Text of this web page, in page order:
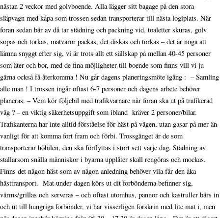
nästan 2 veckor med golvboende. Alla lägger sitt bagage på den stora
släpvagn med kåpa som trossen sedan transporterar till nästa logiplats. När
foran sedan bär av då tar städning och packning vid, toaletter skuras, golv
sopas och torkas, matvaror packas, det diskas och torkas – det är noga att
lämna snyggt efter sig, vi är trots allt ett sällskap på mellan 40-45 personer
som äter och bor, med de fina möjligheter till boende som finns vill vi ju
gärna också få återkomma ! Nu går dagens planeringsmöte igång : – Samling
alle man ! I trossen ingår oftast 6-7 personer och dagens arbete behöver
planeras. – Vem kör följebil med trafikvarnare när foran ska ut på trafikerad
väg ? – en viktig säkerhetsuppgift som ibland kräver 2 personer/bilar.
Trafikanterna har inte alltid förståelse för häst på vägen, utan gasar på mer än
vanligt för att komma fort fram och förbi. Trossgänget är de som
transporterar höbilen, den ska förflyttas i stort sett varje dag. Städning av
stallarsom snälla människor i byarna upplåter skall rengöras och mockas.
Finns det någon häst som av någon anledning behöver vila får den åka
hästtransport. Mat under dagen körs ut dit forbönderna befinner sig,
värms/grillas och serveras – och oftast utomhus, pannor och kastruller bärs in
och ut till hungriga forbönder, vi har visserligen forskrin med lite mat i, men